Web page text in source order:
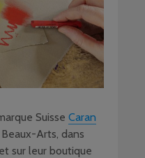
Suisse Caran
Arts, dans
sur leur boutique